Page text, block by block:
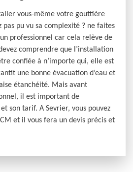
vous-même votre gouttière
pas pu vu sa complexité ? ne faites
professionnel car cela relève de
comprendre que l’installation
confiée à n’importe qui, elle est
une bonne évacuation d’eau et
étanchéité. Mais avant
il est important de
son tarif. A Sevrier, vous pouvez
et il vous fera un devis précis et